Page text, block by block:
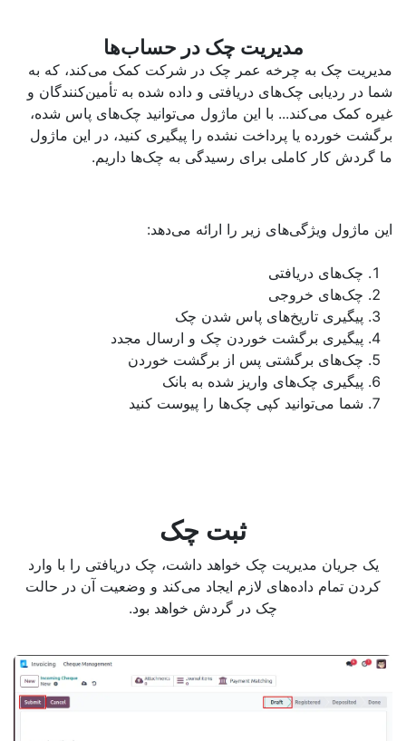
مدیریت چک در حساب‌ها
مدیریت چک به چرخه عمر چک در شرکت کمک می‌کند، که به
شما در ردیابی چک‌های دریافتی و داده شده به تأمین‌کنندگان و
غیره کمک می‌کند... با این ماژول می‌توانید چک‌های پاس شده،
برگشت خورده یا پرداخت نشده را پیگیری کنید، در این ماژول
ما گردش کار کاملی برای رسیدگی به چک‌ها داریم.
این ماژول ویژگی‌های زیر را ارائه می‌دهد:
چک‌های دریافتی
چک‌های خروجی
پیگیری تاریخ‌های پاس شدن چک
پیگیری برگشت خوردن چک و ارسال مجدد
چک‌های برگشتی پس از برگشت خوردن
پیگیری چک‌های واریز شده به بانک
شما می‌توانید کپی چک‌ها را پیوست کنید
ثبت چک
یک جریان مدیریت چک خواهد داشت، چک دریافتی را با وارد
کردن تمام داده‌های لازم ایجاد می‌کند و وضعیت آن در حالت
چک در گردش خواهد بود.